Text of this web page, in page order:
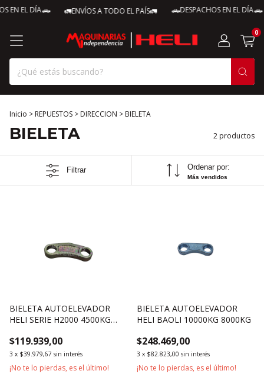
EN EL DÍA🛻 🚛ENVÍOS A TODO EL PAÍS🚛 🛻DESPACHOS EN EL DÍA🛻
0
Inicio > REPUESTOS > DIRECCION > BIELETA
BIELETA 2 productos
Filtrar Ordenar por:
Más vendidos
BIELETA AUTOELEVADOR
HELI SERIE H2000 4500KG
$119.939,00
3 x $39.979,67 sin interés
¡No te lo pierdas, es el último!
BIELETA AUTOELEVADOR
HELI BAOLI 10000KG 8000KG
$248.469,00
3 x $82.823,00 sin interés
¡No te lo pierdas, es el último!